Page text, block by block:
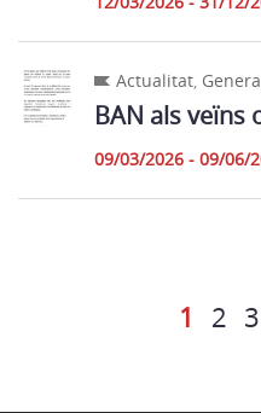
Actualitat,
BAN als veïns
09/03/2026 - 09/06/
1 2 3